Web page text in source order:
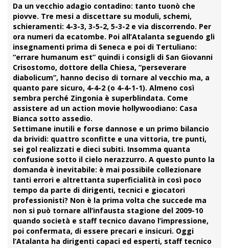
Da un vecchio adagio contadino: tanto tuonò che
piovve. Tre mesi a discettare su moduli, schemi,
schieramenti: 4-3-3, 3-5-2, 5-3-2 e via discorrendo. Per
ora numeri da ecatombe. Poi all’Atalanta seguendo gli
insegnamenti prima di Seneca e poi di Tertuliano:
“errare humanum est” quindi i consigli di San Giovanni
Crisostomo, dottore della Chiesa, “perseverare
diabolicum”, hanno deciso di tornare al vecchio ma, a
quanto pare sicuro, 4-4-2 (o 4-4-1-1). Almeno così
sembra perché Zingonia è superblindata. Come
assistere ad un action movie hollywoodiano: Casa
Bianca sotto assedio.
Settimane inutili e forse dannose e un primo bilancio
da brividi: quattro sconfitte e una vittoria, tre punti,
sei gol realizzati e dieci subiti. Insomma quanta
confusione sotto il cielo nerazzurro. A questo punto la
domanda è inevitabile: è mai possibile collezionare
tanti errori e altrettanta superficialità in così poco
tempo da parte di dirigenti, tecnici e giocatori
professionisti? Non è la prima volta che succede ma
non si può tornare all’infausta stagione del 2009-10
quando società e staff tecnico davano l’impressione,
poi confermata, di essere precari e insicuri. Oggi
l’Atalanta ha dirigenti capaci ed esperti, staff tecnico